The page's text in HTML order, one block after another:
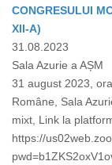
CONGRESULUI
XII-A)
31.08.2023
Sala Azurie a AȘM
31 august 2023,
Române, Sala
mixt, Link la
https://